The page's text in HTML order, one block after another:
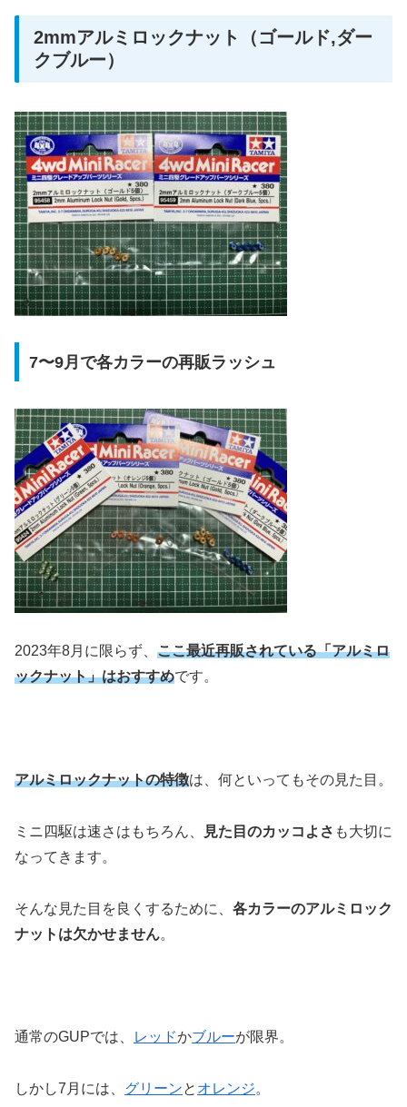
2mmアルミロックナット（ゴールド,ダー
クブルー）
7〜9月で各カラーの再販ラッシュ
2023年8月に限らず、 ここ最近再販されている「アルミロ
ックナット」はおすすめです。
アルミロックナットの特徴は、何といってもその見た目。
ミニ四駆は速さはもちろん、 見た目のカッコよさ も大切に
なってきます。
そんな見た目を良くするために、 各カラーのアルミロック
ナットは欠かせません。
通常のGUPでは、 レッドかブルーが限界。
しかし7月には、 グリーンと オレンジ。